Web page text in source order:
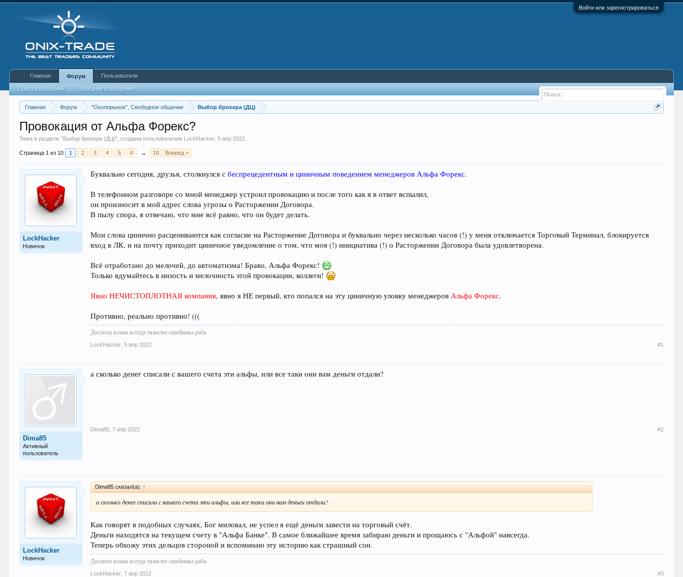
Войти или зарегистрироваться
Главная Форум "Околорынок", Свободное общение Выбор брокера (ДЦ)
Провокация от Альфа Форекс?
Тема в разделе "Выбор брокера (ДЦ)", создана пользователем LockHacker ,5 апр 2022
Страница 1 из 10 1 2 3 4 5 6 → 10 Вперёд >
LockHacker
Новичок
Буквально сегодня, друзья, столкнулся сбеспрецедентным и циничным поведением менеджеров Альфа Форекс.
В телефонном разговоре со мной менеджер устроил провокацию и после того как я в ответ вспылил,
он произносит в мой адрес слова угрозы о Расторжении Договора.
В пылу спора, я отвечаю, что мне всё равно, что он будет делать.
Мои слова цинично расцениваются как согласие на Расторжение Договора и буквально через несколько часов (!) у меня отключается Торговый Терминал, блокируется
вход в ЛК, и на почту приходит циничное уведомление о том, что моя (!) инициатива (!) о Расторжении Договора была удовлетворена.
Всё отработано до мелочей, до автоматизма! Браво, Альфа Форекс!
Только вдумайтесь в низость и мелочность этой провокации, коллеги!
Явно НЕЧИСТОПЛОТНАЯ компания, явно я НЕ первый, кто попался на эту циничную уловку менеджеровАльфа Форекс.
Противно, реально противно! (((
Доспехи воина всегда тяжелее ошейника раба
LockHacker 5 апр 2022 #1
Dima85
Активный
пользователь
а сколько денег списали с вашего счета эти альфы, или все таки они вам деньги отдали?
Dima85 7 апр 2022 #2
LockHacker
Новичок
Dima85 сказал(а): ↑
а сколько денег списали с вашего счета эти альфы, или все таки они вам деньги отдали?
Как говорят в подобных случаях, Бог миловал, не успел я ещё деньги завести на торговый счёт.
Деньги находятся на текущем счету в "Альфа Банке". В самое ближайшее время забираю деньги и прощаюсь с "Альфой" навсегда.
Теперь обхожу этих дельцов стороной и вспоминаю эту историю как страшный сон.
Доспехи воина всегда тяжелее ошейника раба
LockHacker 7 апр 2022 #3
Главная Форум
Поиск сообщений Последние сообщения
Пользователи